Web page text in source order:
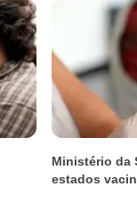
Ministério da
estados